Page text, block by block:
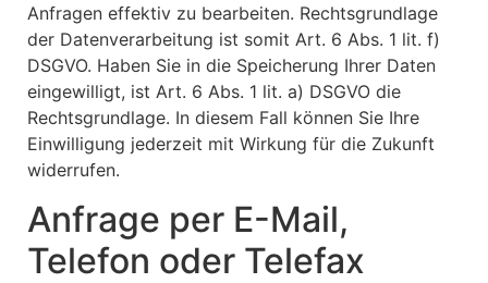
Anfragen effektiv zu bearbeiten. Rechtsgrundlage
der Datenverarbeitung ist somit Art. 6 Abs. 1 lit. f)
DSGVO. Haben Sie in die Speicherung Ihrer Daten
eingewilligt, ist Art. 6 Abs. 1 lit. a) DSGVO die
Rechtsgrundlage. In diesem Fall können Sie Ihre
Einwilligung jederzeit mit Wirkung für die Zukunft
widerrufen.
Anfrage per E-Mail,
Telefon oder Telefax